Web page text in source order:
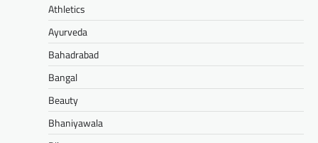
Athletics
Ayurveda
Bahadrabad
Bangal
Beauty
Bhaniyawala